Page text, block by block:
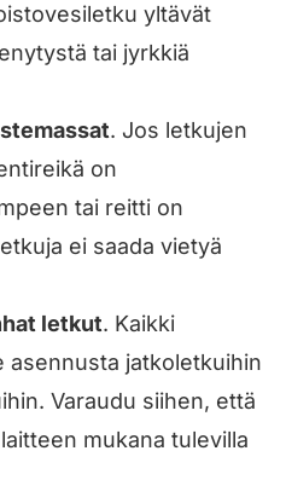
yltävät
tai jyrkkiä
. Jos letkujen
on
tai reitti on
ei saada vietyä
letkut. Kaikki
asennusta jatkoletkuihin
Varaudu siihen, että
mukana tulevilla